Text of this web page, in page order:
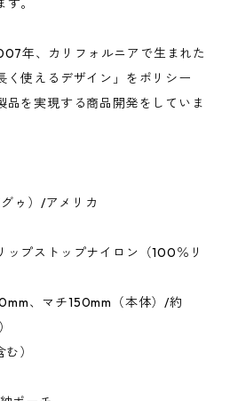
。
年、カリフォルニアで生まれた
く使えるデザイン」をポリシー
品を実現する商品開発をしていま
ゥ）/アメリカ
ップストップナイロン（100％リ
、マチ150mm（本体）/約
）